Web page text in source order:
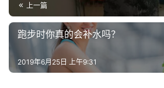
上一篇
跑步时你真的会补水吗？
2019年6月25日 上午9:31